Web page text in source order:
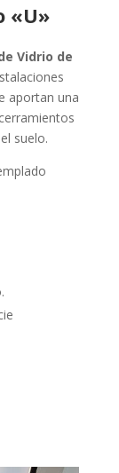
«U»
Vidrio de
aportan una
suelo.